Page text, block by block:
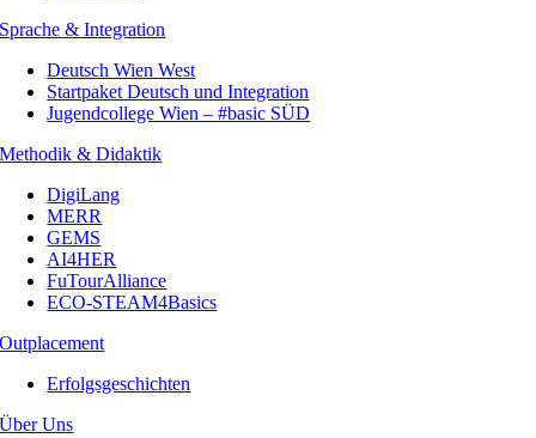
Sprache & Integration
Deutsch Wien West
Startpaket Deutsch und Integration
Jugendcollege Wien – #basic SÜD
Methodik & Didaktik
DigiLang
MERR
GEMS
AI4HER
FuTourAlliance
ECO-STEAM4Basics
Outplacement
Erfolgsgeschichten
Über Uns